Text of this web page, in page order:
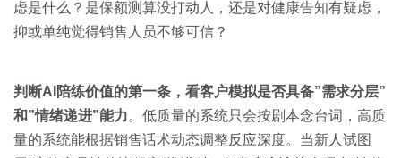
虑是什么？是保额测算没打动人，还是对健康告知有疑虑，
抑或单纯觉得销售人员不够可信？
判断AI陪练价值的第一条，看客户模拟是否具备”需求分层”
和”情绪递进”能力。低质量的系统只会按剧本念台词，高质
量的系统能根据销售话术动态调整反应深度。当新人试图